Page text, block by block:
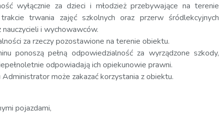
wyłącznie za dzieci i młodzież przebywające na terenie
trwania zajęć szkolnych oraz przerw śródlekcyjnych
i wychowawców.
za rzeczy pozostawione na terenie obiektu.
ponoszą pełną odpowiedzialność za wyrządzone szkody,
odpowiadają ich opiekunowie prawni.
może zakazać korzystania z obiektu.
pojazdami,